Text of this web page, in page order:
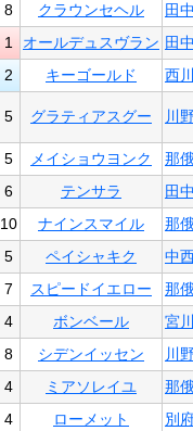
8 クラウンセヘル 田
1 オールデュスヴラン 田
2 キーゴールド 西
5 グラティアスグー 川
5 メイショウヨンク 那
6 テンサラ 田
10 ナインスマイル 那
5 ペイシャキク 中
7 スピードイエロー 那
4 ボンベール 宮
8 シデンイッセン 川
4 ミアソレイユ 那
4 ローメット 別